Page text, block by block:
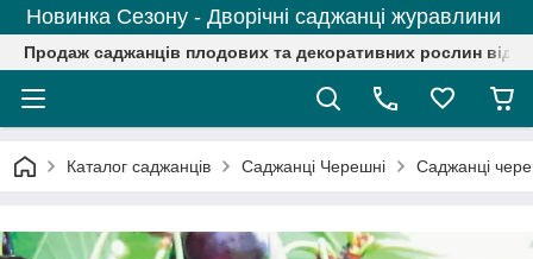
Новинка Сезону - Дворічні саджанці журавлини
Продаж саджанців плодових та декоративних рослин від
Каталог саджанців Саджанці Черешні Саджанці